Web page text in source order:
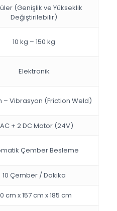
(Genişlik ve Yükseklik
Değiştirilebilir)
10 kg – 150 kg
Elektronik
– Vibrasyon (Friction Weld)
+ 2 DC Motor (24V)
Çember Besleme
10 Çember / Dakika
cm x 157 cm x 185 cm